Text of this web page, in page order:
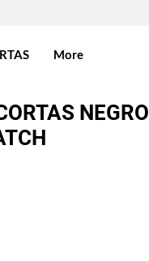
More
NEGRO